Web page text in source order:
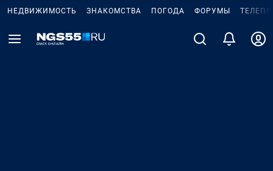
НЕДВИЖИМОСТЬ ЗНАКОМСТВА ПОГОДА ФОРУМЫ